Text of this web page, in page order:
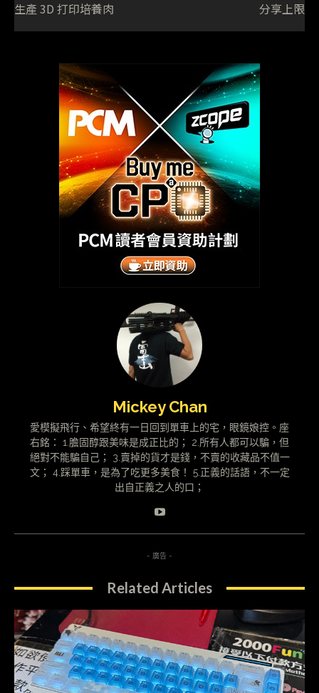
生產 3D 打印培養肉
分享上限
Mickey Chan
愛模擬飛行、希望終有一日回到單車上的宅，眼鏡娘控。座
右銘： 1.膽固醇跟美味是成正比的； 2.所有人都可以騙，但
絕對不能騙自己； 3.賣掉的貨才是錢，不賣的收藏品不值一
文； 4.踩單車，是為了吃更多美食！ 5.正義的話語，不一定
出自正義之人的口；
- 廣告 -
Related Articles